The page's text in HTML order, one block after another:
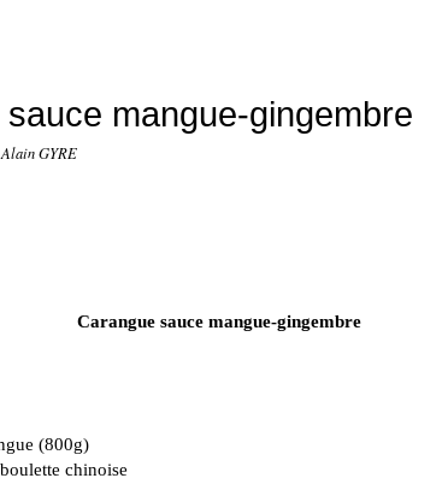
mangue-gingembre
GYRE
Carangue sauce mangue-gingembre
(800g)
chinoise